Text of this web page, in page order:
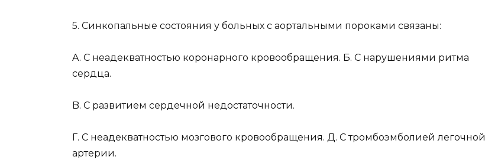
5. Синкопальные состояния у больных с аортальными пороками связаны:
A. С неадекватностью коронарного кровообращения. Б. С нарушениями ритма
сердца.
B. С развитием сердечной недостаточности.
Г. С неадекватностью мозгового кровообращения. Д. С тромбоэмболией легочной
артерии.